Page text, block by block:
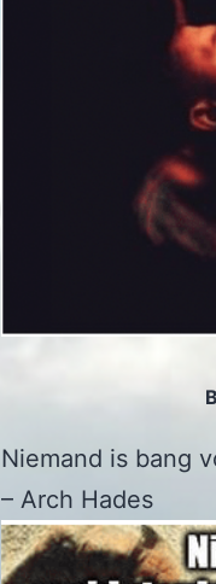
Niemand is bang
– Arch Hades